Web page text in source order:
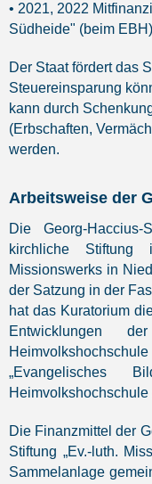
• 2021, 2022
Südheide" (beim EBH)
Der Staat fördert das
Steuereinsparung
kann durch
(Erbschaften,
werden.
Arbeitsweise der
Die Georg-
kirchliche
Missionswerks in
der Satzung in der
hat das Kuratorium
Entwicklungen
„Evangelisches
Heimvolkshochschule
Die Finanzmittel der
Stiftung „Ev.-luth.
Sammelanlage